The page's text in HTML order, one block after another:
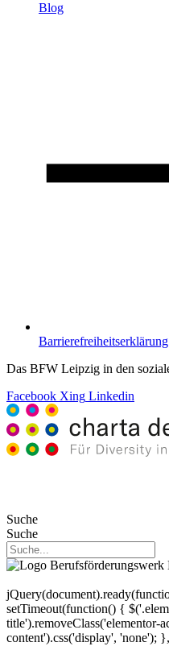
Blog
Barrierefreiheitserklärung
Das BFW Leipzig in den
Facebook Xing Linkedin
Suche
Suche
setTimeout(function() {
title').removeClass('elementor-
content').css('display', 'none');